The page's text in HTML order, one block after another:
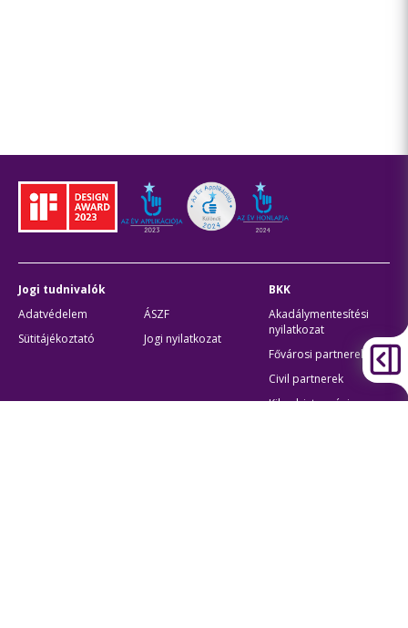
Jogi tudnivalók
Adatvédelem
ÁSZF
Sütitájékoztató
Jogi nyilatkozat
BKK
Akadálymentesítési
nyilatkozat
Fővárosi partnerek
Civil partnerek
Kiberbiztonsági